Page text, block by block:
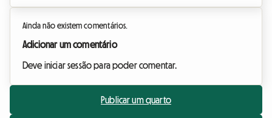
Ainda não existem comentários.
Adicionar um comentário
Deve iniciar sessão para poder comentar.
Publicar um quarto